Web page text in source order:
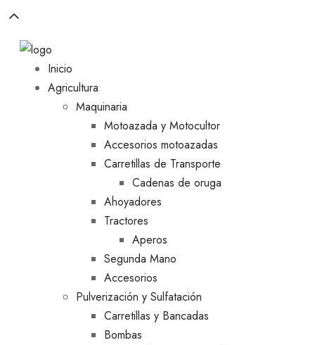
Inicio
Agricultura
Maquinaria
Motoazada y Motocultor
Accesorios motoazadas
Carretillas de Transporte
Cadenas de oruga
Ahoyadores
Tractores
Aperos
Segunda Mano
Accesorios
Pulverización y Sulfatación
Carretillas y Bancadas
Bombas